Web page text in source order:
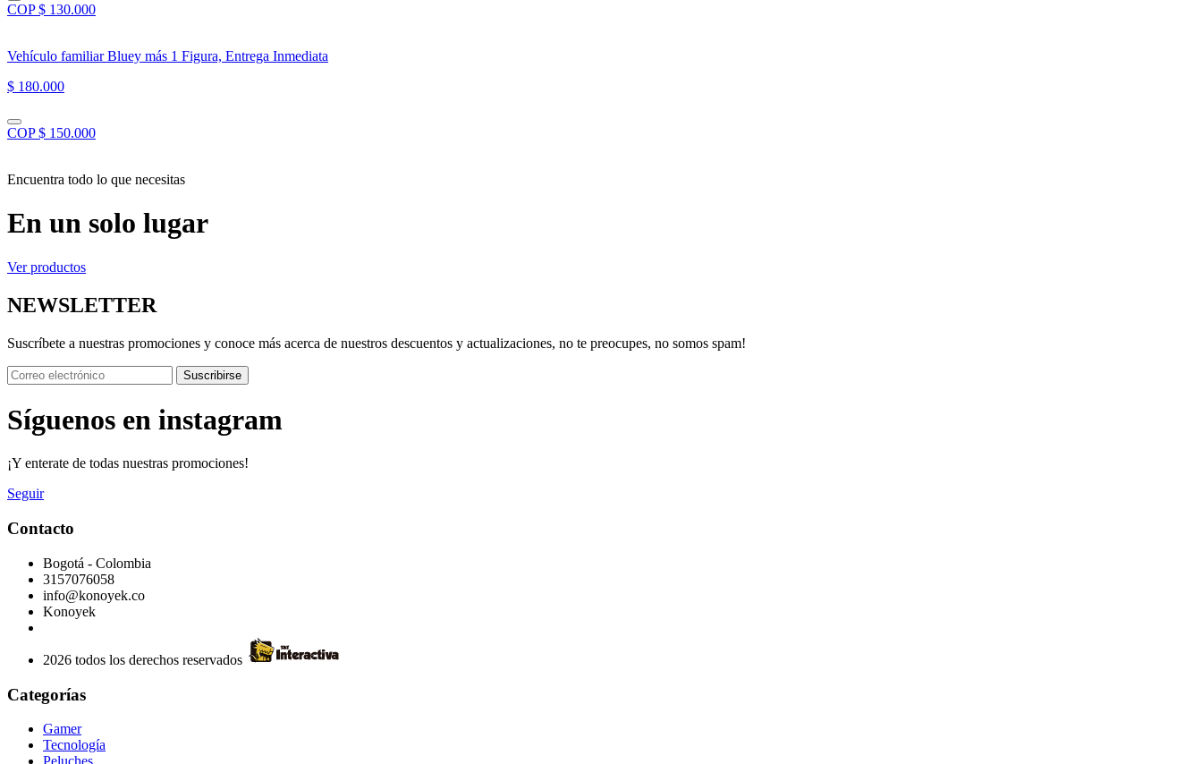
COP $ 130.000
Vehículo familiar Bluey más 1 Figura, Entrega Inmediata
$ 180.000
COP $ 150.000
Encuentra todo lo que necesitas
En un solo lugar
Ver productos
NEWSLETTER
Suscríbete a nuestras promociones y conoce más acerca de nuestros descuentos y actualizaciones, no te preocupes, no somos spam!
Suscribirse
Síguenos en instagram
¡Y enterate de todas nuestras promociones!
Seguir
Contacto
Bogotá - Colombia
3157076058
info@konoyek.co
Konoyek
2026 todos los derechos reservados
Categorías
Gamer
Tecnología